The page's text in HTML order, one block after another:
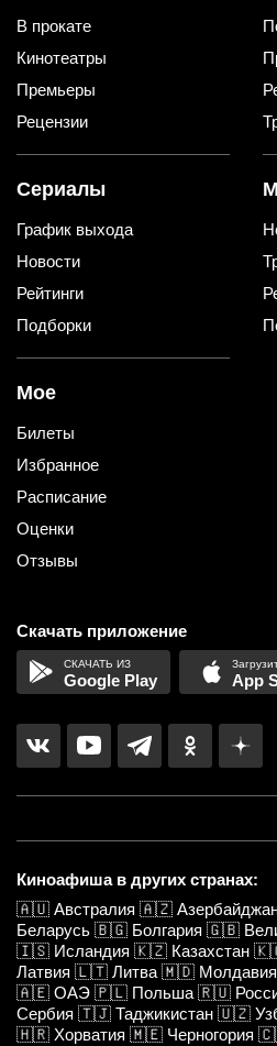
В прокате
Кинотеатры
Премьеры
Рецензии
Сериалы
График выхода
Новости
Рейтинги
Подборки
Мое
Билеты
Избранное
Расписание
Оценки
Отзывы
Скачать приложение
Google Play App
Киноафиша в других странах:
🇦🇺 Австралия 🇦🇿
Беларусь 🇧🇬 Болгария 🇬🇧
🇮🇸 Исландия 🇰🇿 Казахстан
Латвия 🇱🇹 Литва 🇲🇩 Молдавия
🇦🇪 ОАЭ 🇵🇱 Польша 🇷🇺
Сербия 🇹🇯 Таджикистан 🇺🇿
🇭🇷 Хорватия 🇲🇪 Черногория